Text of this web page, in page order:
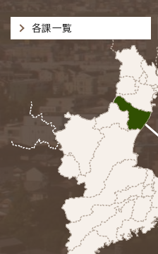
各課一覧